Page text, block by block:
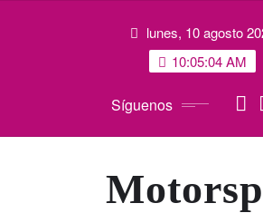
lunes, 10 agosto
10:05:05 AM
Síguenos